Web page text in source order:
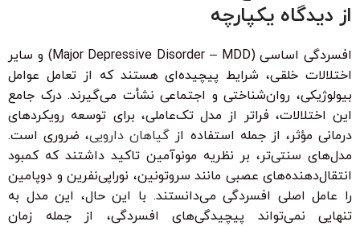
از دیدگاه یکپارچه
افسردگی اساسی (Major Depressive Disorder – MDD) و سایر
اختلالات خلقی، شرایط پیچیده‌ای هستند که از تعامل عوامل
بیولوژیکی، روان‌شناختی و اجتماعی نشأت می‌گیرند. درک جامع
این اختلالات، فراتر از مدل تک‌عاملی، برای توسعه رویکردهای
درمانی مؤثر، از جمله استفاده از گیاهان دارویی، ضروری است.
مدل‌های سنتی‌تر، بر نظریه مونوآمین تاکید داشتند که کمبود
انتقال‌دهنده‌های عصبی مانند سروتونین، نوراپی‌نفرین و دوپامین
را عامل اصلی افسردگی می‌دانستند. با این حال، این مدل به
تنهایی نمی‌تواند پیچیدگی‌های افسردگی، از جمله زمان